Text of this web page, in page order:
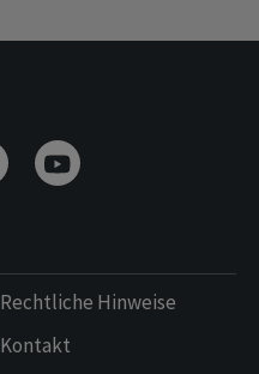
Rechtliche Hinweise
Kontakt